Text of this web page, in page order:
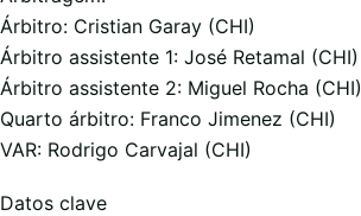
Árbitro: Cristian Garay (CHI)
Árbitro assistente 1: José Retamal (CHI)
Árbitro assistente 2: Miguel Rocha (CHI)
Quarto árbitro: Franco Jimenez (CHI)
VAR: Rodrigo Carvajal (CHI)
Datos clave